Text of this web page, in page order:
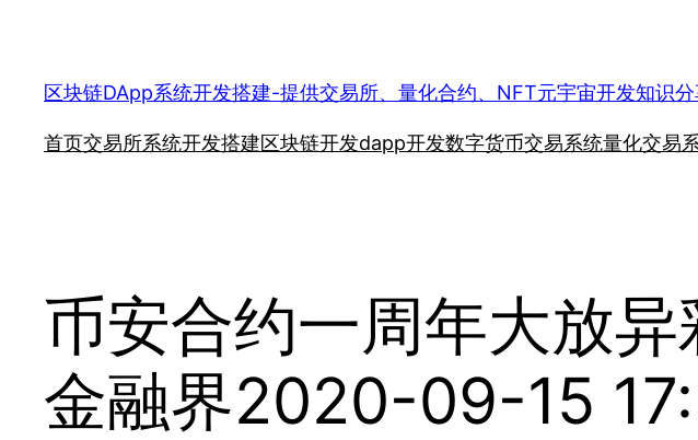
区块链DApp系统开发搭建-提供交易所、量化合约、NFT元宇宙开发知识
首页交易所系统开发搭建区块链开发dapp开发数字货币交易系统量化交易
币安合约一周年大放
金融界2020-09-15